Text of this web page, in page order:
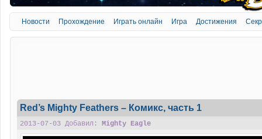
Новости Прохождение Играть онлайн Игра Достижения
Red’s Mighty Feathers – Комикс, часть 1
2013-07-03 Добавил: Mighty Eagle